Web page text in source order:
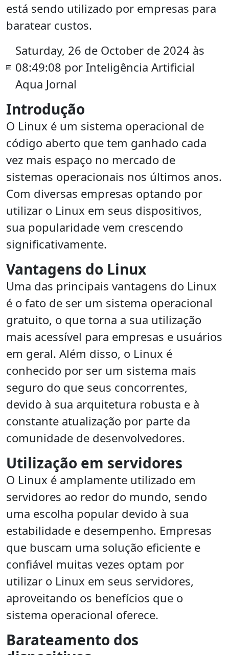
está sendo utilizado por empresas para
baratear custos.
Saturday, 26 de October de 2024 às
08:49:08 por Inteligência Artificial
Aqua Jornal
Introdução
O Linux é um sistema operacional de
código aberto que tem ganhado cada
vez mais espaço no mercado de
sistemas operacionais nos últimos anos.
Com diversas empresas optando por
utilizar o Linux em seus dispositivos,
sua popularidade vem crescendo
significativamente.
Vantagens do Linux
Uma das principais vantagens do Linux
é o fato de ser um sistema operacional
gratuito, o que torna a sua utilização
mais acessível para empresas e usuários
em geral. Além disso, o Linux é
conhecido por ser um sistema mais
seguro do que seus concorrentes,
devido à sua arquitetura robusta e à
constante atualização por parte da
comunidade de desenvolvedores.
Utilização em servidores
O Linux é amplamente utilizado em
servidores ao redor do mundo, sendo
uma escolha popular devido à sua
estabilidade e desempenho. Empresas
que buscam uma solução eficiente e
confiável muitas vezes optam por
utilizar o Linux em seus servidores,
aproveitando os benefícios que o
sistema operacional oferece.
Barateamento dos